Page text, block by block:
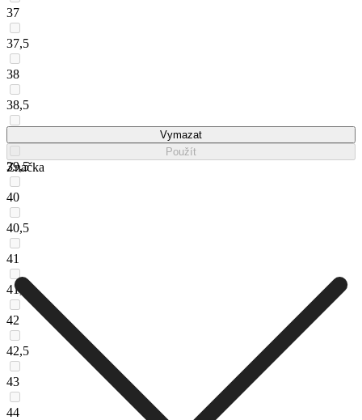
37
37,5
38
38,5
39,5
40
40,5
41
41,5
42
42,5
43
44
Vymazat
Použít
Značka